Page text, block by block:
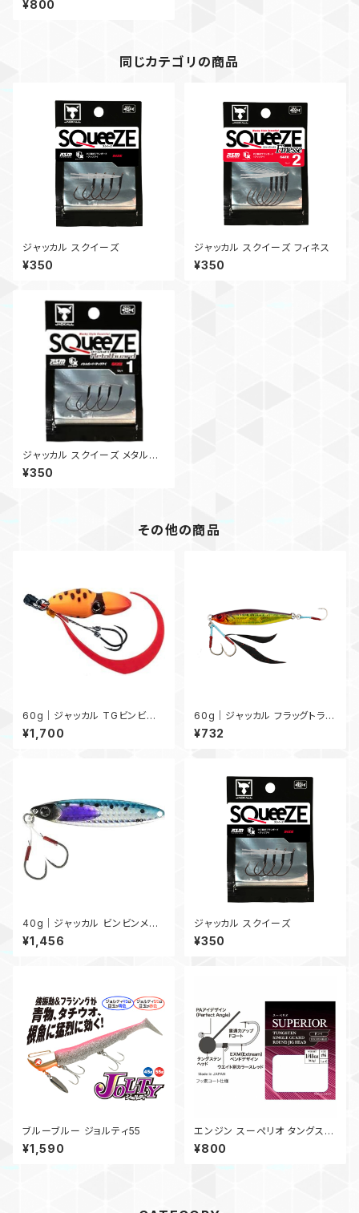
ヘッド
¥800
同じカテゴリの商品
ジャッカル スクイーズ
¥350
ジャッカル スクイーズ フィネス
¥350
ジャッカル スクイーズ メタルガ
ード
¥350
その他の商品
60g｜ジャッカル TGビンビン
スイッチ 60g
¥1,700
60g｜ジャッカル フラッグトラッ
プ 60g
¥732
40g｜ジャッカル ビンビンメタ
ルTG タイプスロー 40g
¥1,456
ジャッカル スクイーズ
¥350
ブルーブルー ジョルティ55
¥1,590
エンジン スーぺリオ タングステ
ン シングルガード ラウンドジグ
ヘッド
¥800